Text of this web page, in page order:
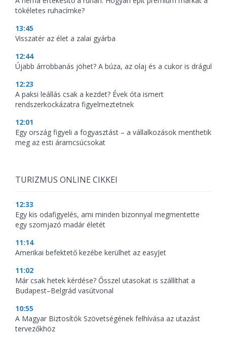
tökéletes ruhacímke?
13:45
Visszatér az élet a zalai gyárba
12:44
Újabb árrobbanás jöhet? A búza, az olaj és a cukor is drágul
12:23
A paksi leállás csak a kezdet? Évek óta ismert
rendszerkockázatra figyelmeztetnek
12:01
Egy ország figyeli a fogyasztást – a vállalkozások menthetik
meg az esti áramcsúcsokat
TURIZMUS ONLINE CIKKEI
12:33
Egy kis odafigyelés, ami minden bizonnyal megmentette
egy szomjazó madár életét
11:14
Amerikai befektető kezébe kerülhet az easyJet
11:02
Már csak hetek kérdése? Ősszel utasokat is szállíthat a
Budapest–Belgrád vasútvonal
10:55
A Magyar Biztosítók Szövetségének felhívása az utazást
tervezőkhöz